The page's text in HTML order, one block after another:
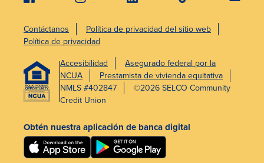
Contáctanos
Política de privacidad del sitio web
Política de privacidad
Accesibilidad
Asegurado federal por la
NCUA
Prestamista de vivienda equitativa
NMLS #402847
©2026 SELCO Community
Credit Union
Obtén nuestra aplicación de banca digital